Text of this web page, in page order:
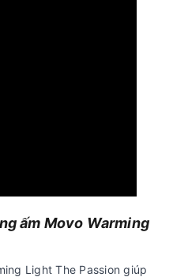
ấm Movo Warming
Light The Passion giúp